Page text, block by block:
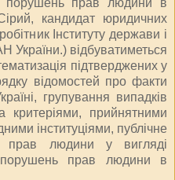
кандидат юридичних
Інституту держави і
України.) відбуватиметься
підтверджених у
відомостей про факти
групування випадків
прийнятними
інституціями, публічне
прав людини у вигляді
прав людини в